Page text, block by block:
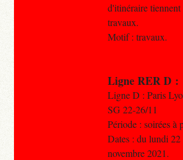
d'itinéraire tiennent
travaux.
Motif : travaux.
Ligne RER D :
Ligne D : Paris
SG 22-26/11
Période : soirées à
Dates : du lundi
novembre 2021.